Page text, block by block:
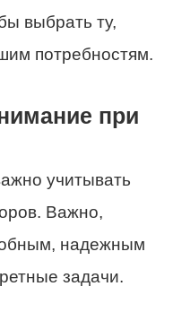
выбрать ту,
потребностям.
при
учитывать
Важно,
надежным
задачи.